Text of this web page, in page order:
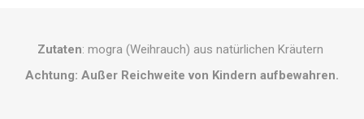
Zutaten: mogra (Weihrauch) aus natürlichen Kräutern
Achtung: Außer Reichweite von Kindern aufbewahren.